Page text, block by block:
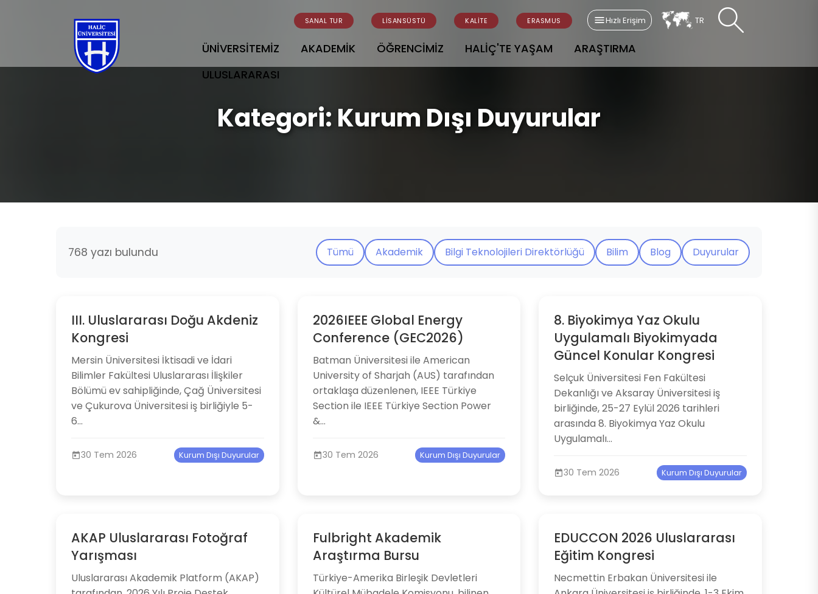
SANAL TUR LİSANSÜSTÜ KALİTE ERASMUS Hızlı Erişim TR
ÜNİVERSİTEMİZ AKADEMİK ÖĞRENCİMİZ HALİÇ'TE YAŞAM
ARAŞTIRMA
ULUSLARARASI
Kategori: Kurum Dışı Duyurular
768 yazı bulundu Tümü Akademik Bilgi Teknolojileri Direktörlüğü Bilim Blog Duyurular
III. Uluslararası Doğu Akdeniz
Kongresi
Mersin Üniversitesi İktisadi ve İdari
Bilimler Fakültesi Uluslararası İlişkiler
Bölümü ev sahipliğinde, Çağ Üniversitesi
ve Çukurova Üniversitesi iş birliğiyle 5-
6...
30 Tem 2026 Kurum Dışı Duyurular
2026IEEE Global Energy
Conference (GEC2026)
Batman Üniversitesi ile American
University of Sharjah (AUS) tarafından
ortaklaşa düzenlenen, IEEE Türkiye
Section ile IEEE Türkiye Section Power
&...
30 Tem 2026 Kurum Dışı Duyurular
8. Biyokimya Yaz Okulu
Uygulamalı Biyokimyada
Güncel Konular Kongresi
Selçuk Üniversitesi Fen Fakültesi
Dekanlığı ve Aksaray Üniversitesi iş
birliğinde, 25-27 Eylül 2026 tarihleri
arasında 8. Biyokimya Yaz Okulu
Uygulamalı...
30 Tem 2026 Kurum Dışı Duyurular
AKAP Uluslararası Fotoğraf
Yarışması
Uluslararası Akademik Platform (AKAP)
Fulbright Akademik
Araştırma Bursu
Türkiye-Amerika Birleşik Devletleri
EDUCCON 2026 Uluslararası
Eğitim Kongresi
Necmettin Erbakan Üniversitesi ile